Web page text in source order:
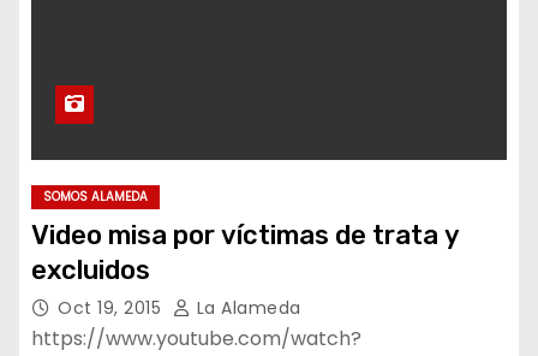
SOMOS ALAMEDA
Video misa por víctimas de trata y
excluidos
Oct 19, 2015 La Alameda
https://www.youtube.com/watch?